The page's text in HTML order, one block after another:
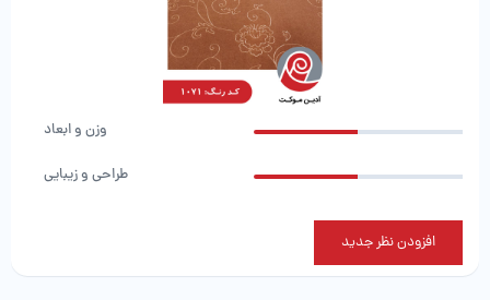
می‌نماید، تنها کافیت با ما تماس بگیرید.
وزن و ابعاد
طراحی و زیبایی
افزودن نظر جدید